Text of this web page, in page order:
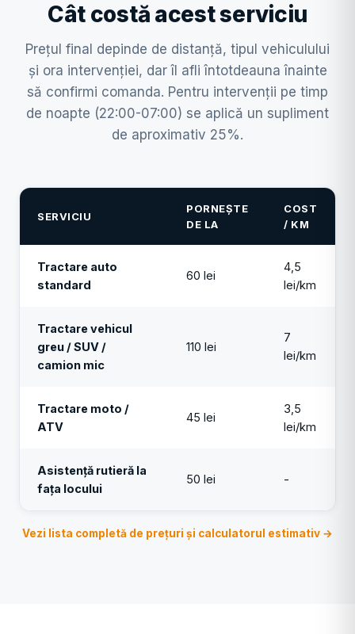
Cât costă acest serviciu
Prețul final depinde de distanță, tipul vehiculului
și ora intervenției, dar îl afli întotdeauna înainte
să confirmi comanda. Pentru intervenții pe timp
de noapte (22:00-07:00) se aplică un supliment
de aproximativ 25%.
SERVICIU
PORNEȘTE
DE LA
COST
/ KM
Tractare auto
standard
60 lei
4,5
lei/km
Tractare vehicul
greu / SUV /
camion mic
110 lei
7
lei/km
Tractare moto /
ATV
45 lei
3,5
lei/km
Asistență rutieră la
fața locului
50 lei -
Vezi lista completă de prețuri și calculatorul estimativ →